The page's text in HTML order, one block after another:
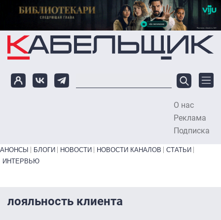
Перейти к основному содержанию
О нас
Реклама
Подписка
Primary links bottom
АНОНСЫ БЛОГИ НОВОСТИ НОВОСТИ КАНАЛОВ
СТАТЬИ
ИНТЕРВЬЮ
лояльность клиента